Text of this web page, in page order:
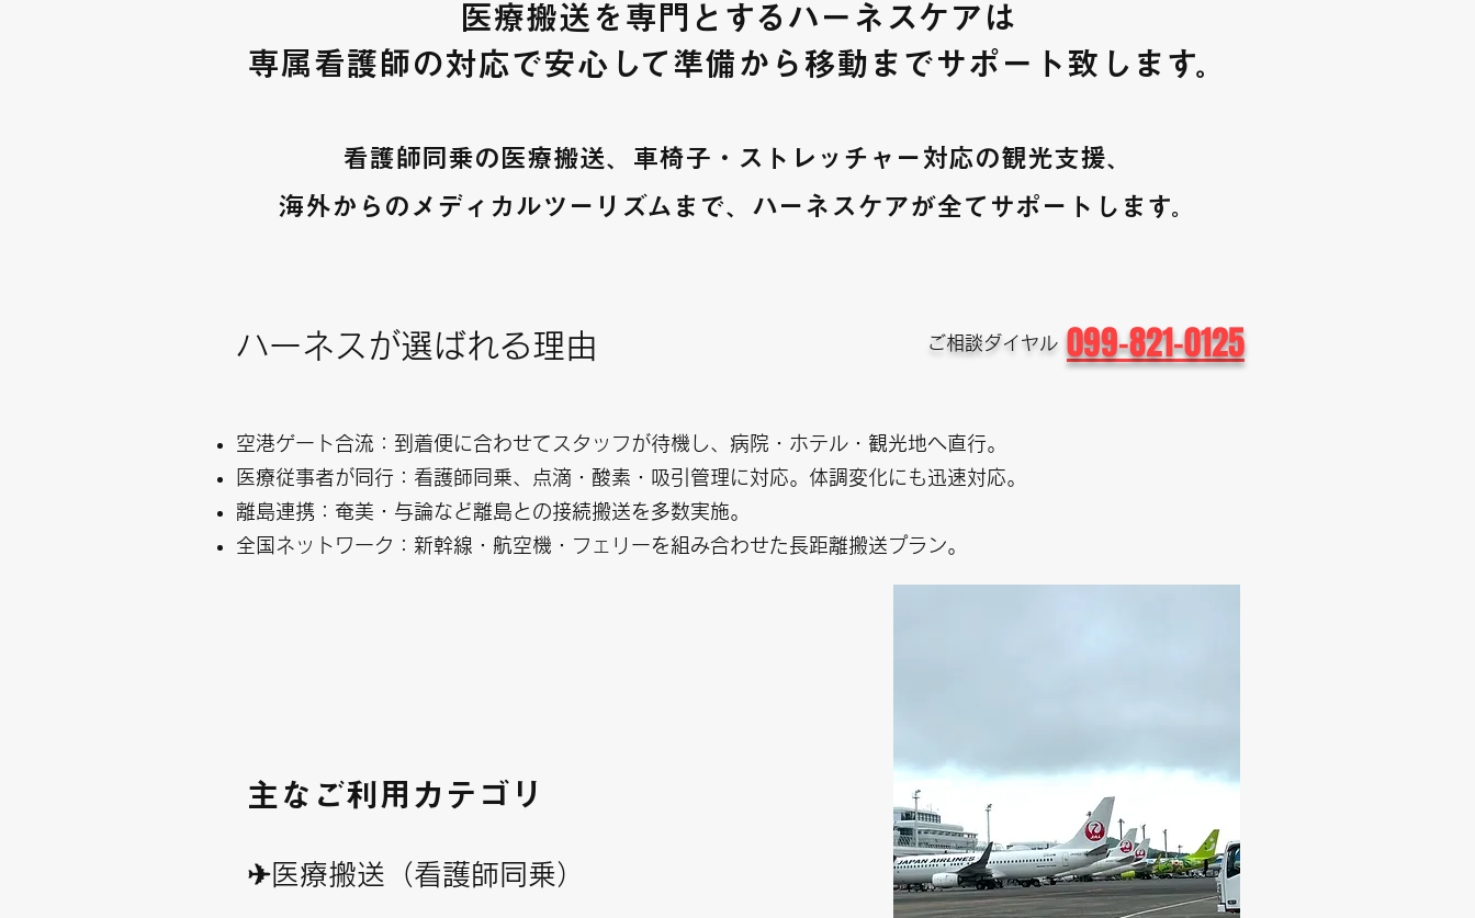
医療搬送を専門とするハーネスケアは
専属看護師の対応で安心して準備から移動までサポート致します。
看護師同乗の医療搬送、車椅子・ストレッチャー対応の観光支援、
海外からのメディカルツーリズムまで、ハーネスケアが全てサポートします。
ハーネスが選ばれる理由
空港ゲート合流：到着便に合わせてスタッフが待機し、病院・ホテル・観光地へ直行。
医療従事者が同行：看護師同乗、点滴・酸素・吸引管理に対応。体調変化にも迅速対応。
離島連携：奄美・与論など離島との接続搬送を多数実施。
全国ネットワーク：新幹線・航空機・フェリーを組み合わせた長距離搬送プラン。
​ご相談ダイヤル 099-821-0125
主なご利用カテゴリ
✈医療搬送（看護師同乗）